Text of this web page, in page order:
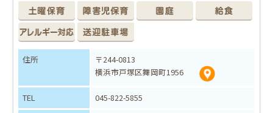
住所
〒244-0813
横浜市戸塚区舞岡町1956
TEL
045-822-5855